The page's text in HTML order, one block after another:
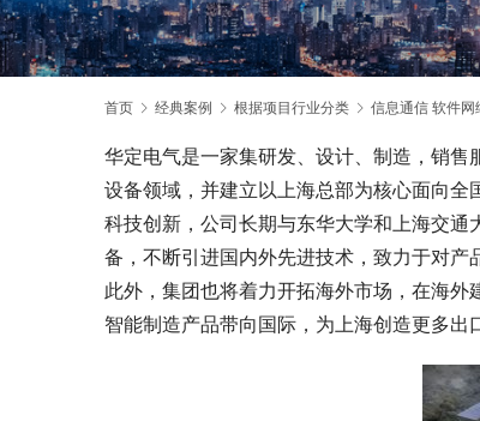
首页 经典案例 根据项目行业分类 信息通信 软件
华定电气是一家集研发、设计、制造，销
设备领域，并建立以上海总部为核心面向
科技创新，公司长期与东华大学和上海交
备，不断引进国内外先进技术，致力于对产
此外，集团也将着力开拓海外市场，在海
智能制造产品带向国际，为上海创造更多出